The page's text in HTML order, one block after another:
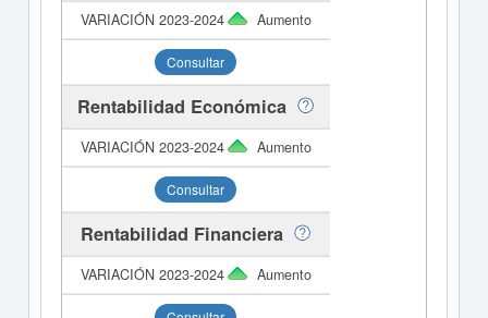
Aumento
Consultar
Rentabilidad Económica
Aumento
Consultar
Rentabilidad Financiera
Aumento